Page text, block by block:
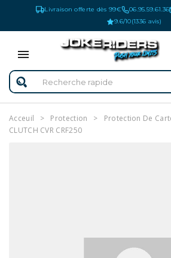
Livraison offerte dès 99€ 06.95.59.61.36
9.6/10(1336 avis)
Acceuil Protection
Protection De
CLUTCH CVR CRF250